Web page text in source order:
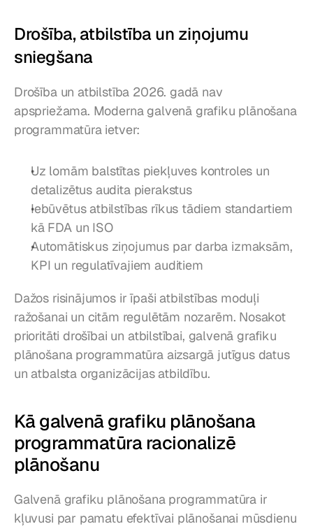
Drošība, atbilstība un ziņojumu
sniegšana
Drošība un atbilstība 2026. gadā nav
apspriežama. Moderna galvenā grafiku plānošana
programmatūra ietver:
Uz lomām balstītas piekļuves kontroles un
detalizētus audita pierakstus
Iebūvētus atbilstības rīkus tādiem standartiem
kā FDA un ISO
Automātiskus ziņojumus par darba izmaksām,
KPI un regulatīvajiem auditiem
Dažos risinājumos ir īpaši atbilstības moduļi
ražošanai un citām regulētām nozarēm. Nosakot
prioritāti drošībai un atbilstībai, galvenā grafiku
plānošana programmatūra aizsargā jutīgus datus
un atbalsta organizācijas atbildību.
Kā galvenā grafiku plānošana
programmatūra racionalizē
plānošanu
Galvenā grafiku plānošana programmatūra ir
kļuvusi par pamatu efektīvai plānošanai mūsdienu